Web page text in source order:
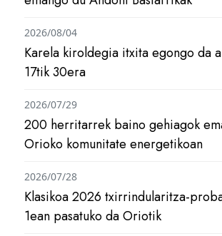
Karela kiroldegia itxita egongo da
17tik 30era
2026/08/04
200 herritarrek baino gehiagok
Orioko komunitate energetikoan
2026/07/29
Klasikoa 2026 txirrindularitza-
1ean pasatuko da Oriotik
2026/07/28